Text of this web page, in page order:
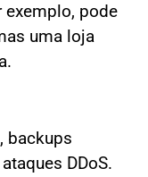
exemplo, pode
uma loja
, backups
DDoS.